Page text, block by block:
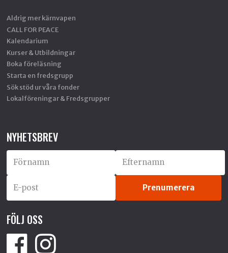
Aldrig mer kärnvapen
CALL FOR PEACE
Kalendarium
Kurser & Utbildningar
Boka föreläsning
Starta en fredsgrupp
Sök stöd ur våra fonder
Lokalföreningar & Fredsgrupper
NYHETSBREV
FÖLJ OSS